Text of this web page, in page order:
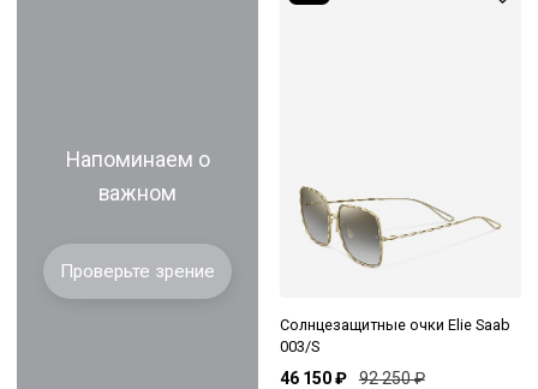
Напоминаем о
важном
Проверьте зрение
Солнцезащитные очки Elie Saab
003/S
46 150 ₽ 92 250 ₽